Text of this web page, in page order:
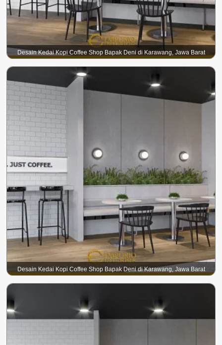
Desain Kedai Kopi Coffee Shop Bapak Deni di Karawang, Jawa Barat
Desain Kedai Kopi Coffee Shop Bapak Deni di Karawang, Jawa Barat